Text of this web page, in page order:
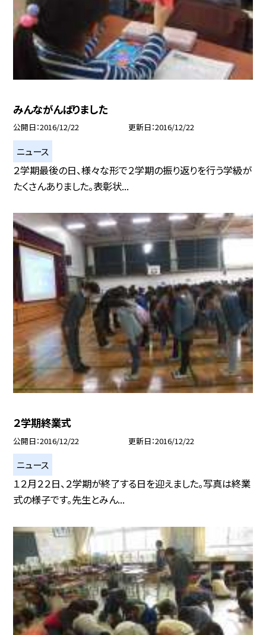
みんながんばりました
公開日 2016/12/22 更新日 2016/12/22
ニュース
２学期最後の日、様々な形で２学期の振り返りを行う学級が
たくさんありました。表彰状...
２学期終業式
公開日 2016/12/22 更新日 2016/12/22
ニュース
１２月２２日、２学期が終了する日を迎えました。写真は終業
式の様子です。先生とみん...